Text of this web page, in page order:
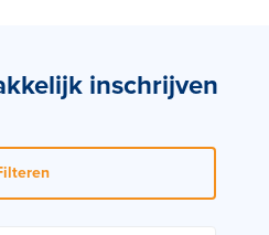
inschrijven